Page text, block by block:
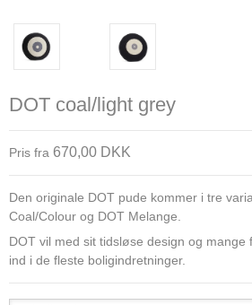
DOT coal/light grey
Pris fra 670,00 DKK
Den originale DOT pude kommer i tre
Coal/Colour og DOT Melange.
DOT vil med sit tidsløse design og mange
ind i de fleste boligindretninger.